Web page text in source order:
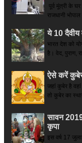
पूर्व मूंत्री के
राजधानी
ये 10 दैवीय
भारत देश को
है। वेद, पुराण,
ऐसे करें
जहां कुबेर है­
तो कुबेर का
सावन
कृपा
इस वर्ष 17